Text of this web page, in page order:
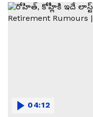
04:12